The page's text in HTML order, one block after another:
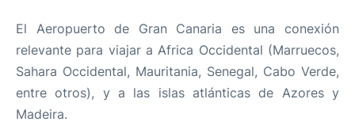
Alquiler Coches
Parking
El Aeropuerto de Gran Canaria es una conexión
relevante para viajar a Africa Occidental (Marruecos,
Sahara Occidental, Mauritania, Senegal, Cabo Verde,
entre otros), y a las islas atlánticas de Azores y
Madeira.